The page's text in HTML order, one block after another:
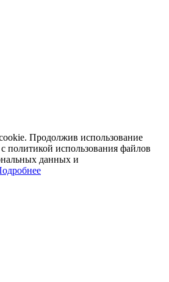
Продолжив использование
политикой использования файлов
данных и